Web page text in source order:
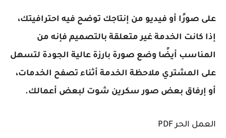
على صورًا أو فيديو من إنتاجك توضح فيه احترافيتك،
إذا كانت الخدمة غير متعلقة بالتصميم فإنه من
المناسب أيضًا وضع صورة بارزة عالية الجودة لتسهل
على المشتري ملاحظة الخدمة أثناء تصفح الخدمات،
أو إرفاق بعض صور سكرين شوت لبعض أعمالك.
العمل الحر PDF